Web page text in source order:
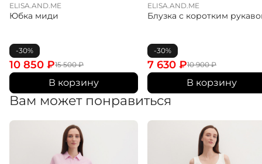
ELISA.AND.ME
Юбка миди
-30%
15 500₽
10 850 ₽
В корзину
ELISA.AND.ME
Блузка с коротким
-30%
10 900₽
7 630 ₽
В корзину
Вам может понравиться